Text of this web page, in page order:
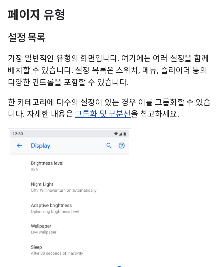
페이지 유형
설정 목록
가장 일반적인 유형의 화면입니다. 여기에는 여러 설정을 함께
배치할 수 있습니다. 설정 목록은 스위치, 메뉴, 슬라이더 등의
다양한 컨트롤을 포함할 수 있습니다.
한 카테고리에 다수의 설정이 있는 경우 이를 그룹화할 수 있습
니다. 자세한 내용은 그룹화 및 구분선을 참고하세요.